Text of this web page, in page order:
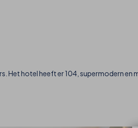
Het hotel heeft er 104, supermodern en